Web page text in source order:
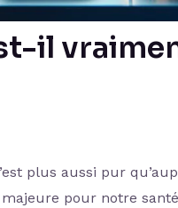
il
plus aussi pur
pour notre